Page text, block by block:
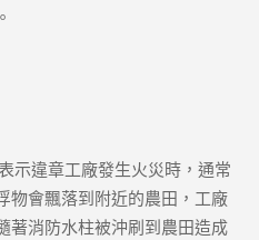
示違章工廠發生火災時，通常
物會飄落到附近的農田，工廠
著消防水柱被沖刷到農田造成